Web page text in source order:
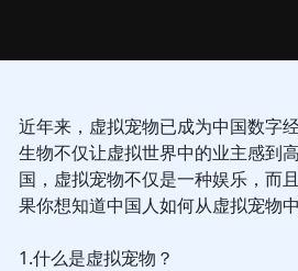
近年来，虚拟宠物已成为中国数字
生物不仅让虚拟世界中的业主感到
国，虚拟宠物不仅是一种娱乐，而
果你想知道中国人如何从虚拟宠物
1.什么是虚拟宠物？